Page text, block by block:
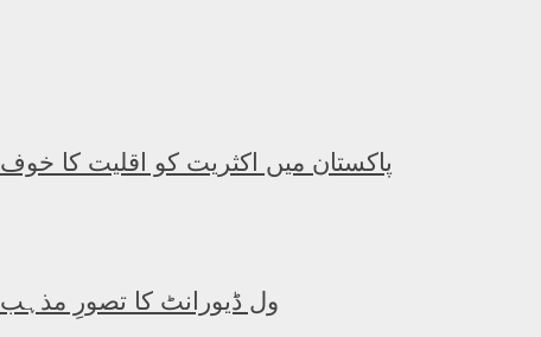
پاکستان میں اکثریت کو اقلیت کا خوف
ول ڈیورانٹ کا تصورِ مذہب